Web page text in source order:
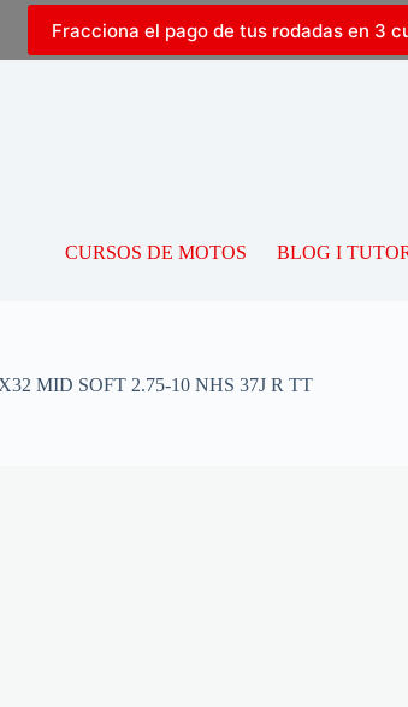
Fracciona el pago de tus rodadas en 3
CURSOS DE MOTOS BLOG I
MID SOFT 2.75-10 NHS 37J R TT